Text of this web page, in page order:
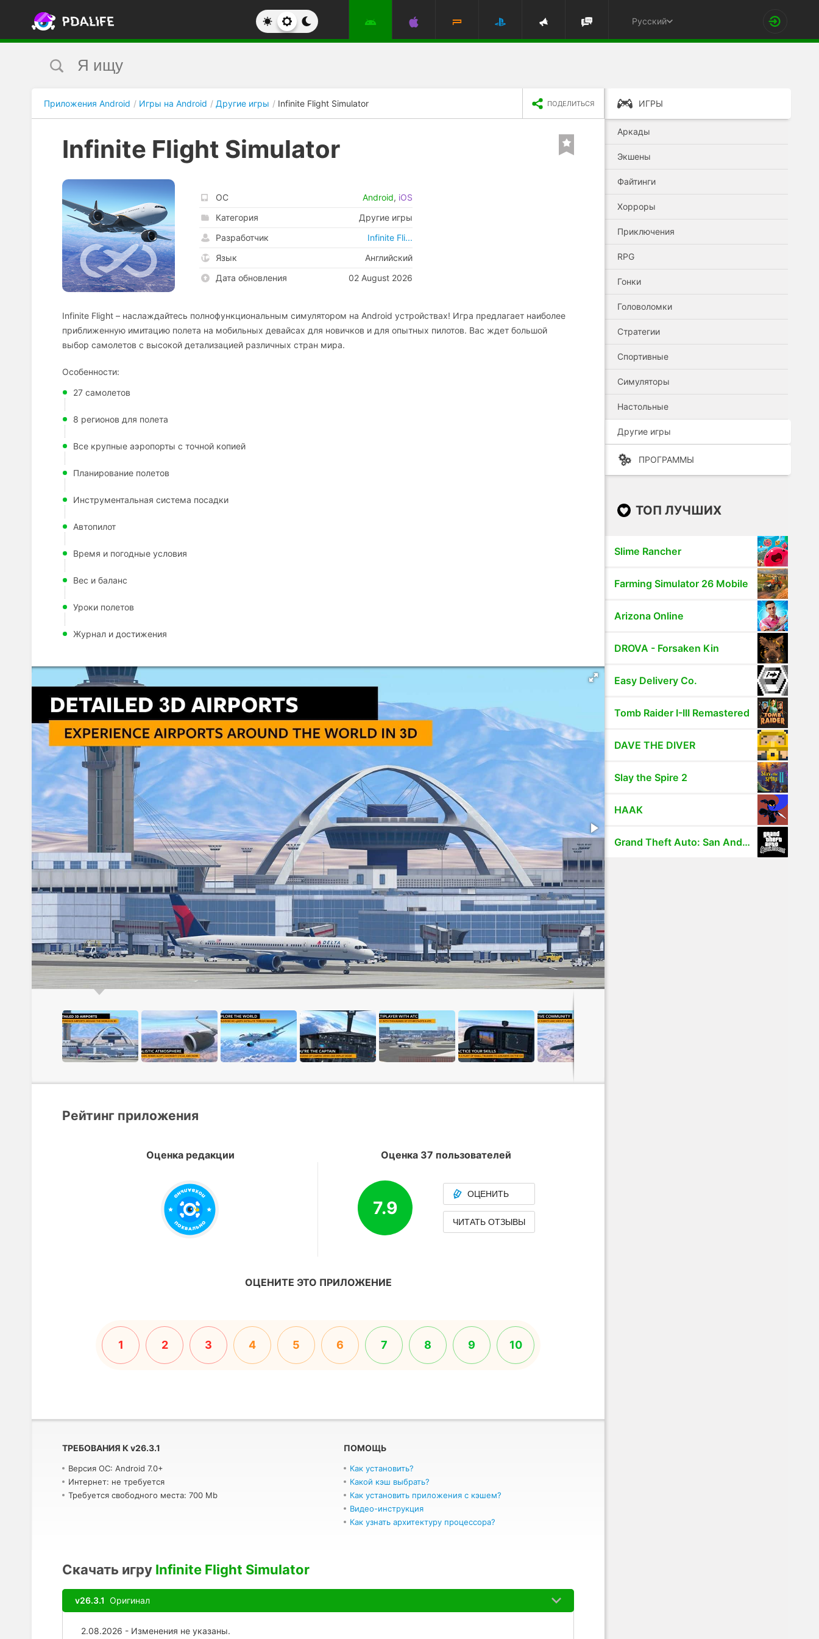
Русский
Приложения Android Игры на Android Другие игры Infinite Flight Simulator ПОДЕЛИТЬСЯ
Infinite Flight Simulator
ОС Android, iOS
Категория
Другие игры
Разработчик
Infinite Fli...
Язык
Английский
Дата обновления
02 August 2026
Infinite Flight – наслаждайтесь полнофункциональным симулятором на Android устройствах! Игра предлагает наиболее
приближенную имитацию полета на мобильных девайсах для новичков и для опытных пилотов. Вас ждет большой
выбор самолетов с высокой детализацией различных стран мира.
Особенности:
27 самолетов
8 регионов для полета
Все крупные аэропорты с точной копией
Планирование полетов
Инструментальная система посадки
Автопилот
Время и погодные условия
Вес и баланс
Уроки полетов
Журнал и достижения
Рейтинг приложения
Оценка редакции Оценка 37 пользователей
7.9
ОЦЕНИТЬ
ЧИТАТЬ ОТЗЫВЫ
ОЦЕНИТЕ ЭТО ПРИЛОЖЕНИЕ
1 2 3 4 5 6 7 8 9 10
ТРЕБОВАНИЯ К v26.3.1
Версия ОС: Android 7.0+
Интернет: не требуется
Требуется свободного места: 700 Mb
ПОМОЩЬ
Как установить?
Какой кэш выбрать?
Как установить приложения с кэшем?
Видео-инструкция
Как узнать архитектуру процессора?
Скачать игру Infinite Flight Simulator
v26.3.1 Оригинал
2.08.2026 - Изменения не указаны.
ИГРЫ
Аркады
Экшены
Файтинги
Хорроры
Приключения
RPG
Гонки
Головоломки
Стратегии
Спортивные
Симуляторы
Настольные
Другие игры
ПРОГРАММЫ
ТОП ЛУЧШИХ
Slime Rancher
Farming Simulator 26 Mobile
Arizona Online
DROVA - Forsaken Kin
Easy Delivery Co.
Tomb Raider I-III Remastered
DAVE THE DIVER
Slay the Spire 2
HAAK
Grand Theft Auto: San Andreas